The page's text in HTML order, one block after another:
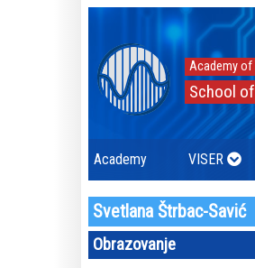
Academy of
School
Academy VISER
Svetlana Štrbac-Savić
Obrazovanje